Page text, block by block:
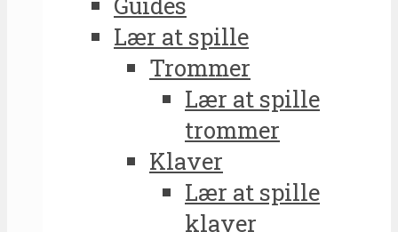
Lær at spille
Trommer
Lær at spille
trommer
Klaver
Lær at spille
klaver